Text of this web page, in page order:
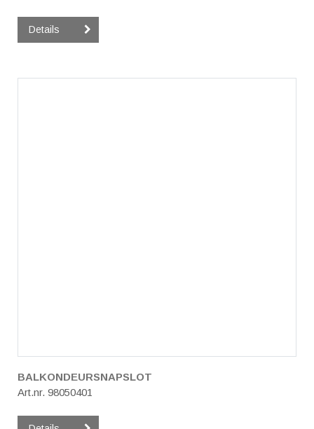
Details
BALKONDEURSNAPSLOT
Art.nr. 98050401